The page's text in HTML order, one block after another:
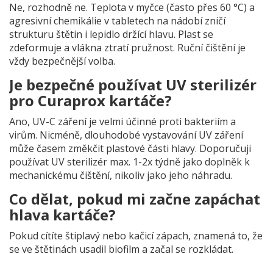
Ne, rozhodně ne. Teplota v myčce (často přes 60 °C) a
agresivní chemikálie v tabletech na nádobí zničí
strukturu štětin i lepidlo držící hlavu. Plast se
zdeformuje a vlákna ztratí pružnost. Ruční čištění je
vždy bezpečnější volba.
Je bezpečné používat UV sterilizér
pro Curaprox kartáče?
Ano, UV-C záření je velmi účinné proti bakteriím a
virům. Nicméně, dlouhodobé vystavování UV záření
může časem změkčit plastové části hlavy. Doporučuji
používat UV sterilizér max. 1-2x týdně jako doplněk k
mechanickému čištění, nikoliv jako jeho náhradu.
Co dělat, pokud mi začne zapáchat
hlava kartáče?
Pokud cítíte štiplavý nebo kačicí zápach, znamená to, že
se ve štětinách usadil biofilm a začal se rozkládat.